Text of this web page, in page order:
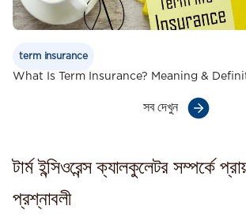
term insurance
What Is Term Insurance? Meaning &
সব দেখুন
টার্ম ইন্সিওরেন্স ক্যালকুলেটর সম্পর্কে
প্রশ্নাবলী